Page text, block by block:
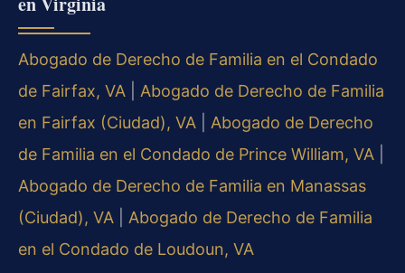
Abogado de Derecho de Familia en el Condado
de Fairfax, VA
Abogado de Derecho de Familia
en Fairfax (Ciudad), VA
Abogado de Derecho
de Familia en el Condado de Prince William, VA
Abogado de Derecho de Familia en Manassas
(Ciudad), VA
Abogado de Derecho de Familia
en el Condado de Loudoun, VA